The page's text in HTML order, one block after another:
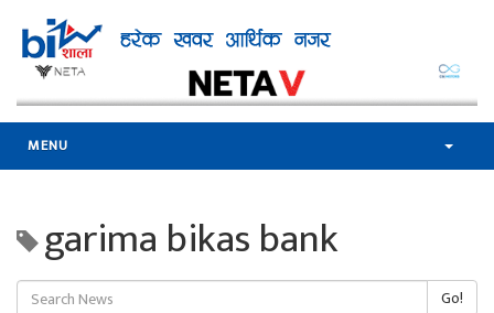
MENU
garima bikas bank
Go!